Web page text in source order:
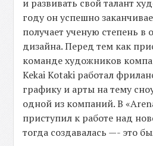
и развивать свой талант
году он успешно
получает ученую степень в
дизайна. Перед тем как
команде художников
Kekai Kotaki работал
графику и арты на тему
одной из компаний. В
приступил к работе над
тогда создавалась —- это